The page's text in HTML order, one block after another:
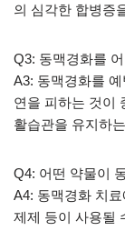
의 심각한 합병증
Q3: 동맥경화를
A3: 동맥경화를
연을 피하는 것이
활습관을 유지하
Q4: 어떤 약물이
A4: 동맥경화 치
제제 등이 사용될